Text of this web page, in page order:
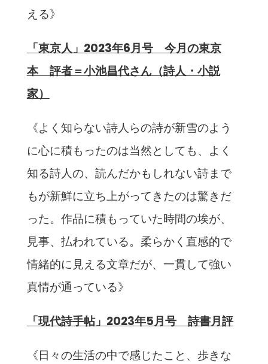
える》
「東京人」2023年6月号 今月の東京
本 評者＝小池昌代さん（詩人・小説
家）
《よく知らない詩人らの詩が新雪のよう
に心に積もったのは当然としても、よく
知る詩人の、読んだかもしれない詩まで
もが新鮮に立ち上がってきたのは驚きだ
った。作品に積もっていた時間の埃が、
見事、払われている。柔らかく直感的で
情緒的に見える文章だが、一貫して強い
真情が通っている》
「現代詩手帖」2023年5月号 詩書月評
《日々の生活の中で感じたこと、歩きな